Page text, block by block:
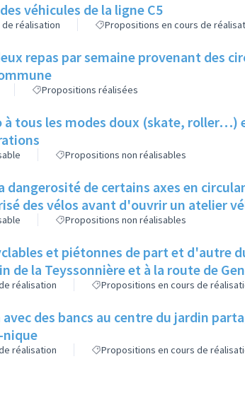
véhicules de la ligne C5
de réalisation Propositions en cours de
repas par semaine provenant des
Propositions réalisées
à tous les modes doux (skate, roller…)
Propositions non réalisables
dangerosité de certains axes en
des vélos avant d'ouvrir un atelier
Propositions non réalisables
et piétonnes de part et d'autre
de la Teyssonnière et à la route de
réalisation Propositions en cours de
des bancs au centre du jardin
nique
réalisation Propositions en cours de